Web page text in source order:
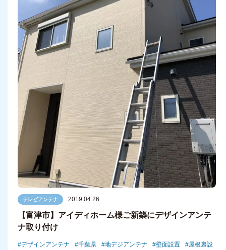
テレビアンテナ 2019.04.26
【富津市】アイディホーム様ご新築にデザインアンテ
ナ取り付け
デザインアンテナ 千葉県 地デジアンテナ 壁面設置 屋根裏設